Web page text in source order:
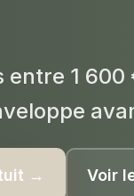
entre 1 600
→ Voir